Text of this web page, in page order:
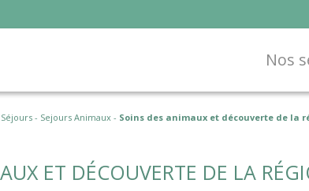
Nos
Séjours - Sejours Animaux - Soins des animaux et découverte de la
ET DÉCOUVERTE DE LA